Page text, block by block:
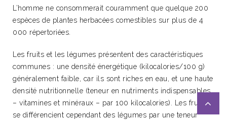
L’homme ne consommerait couramment que quelque 200
espèces de plantes herbacées comestibles sur plus de 4
000 répertoriées.
Les fruits et les légumes présentent des caractéristiques
communes : une densité énergétique (kilocalories/100 g)
généralement faible, car ils sont riches en eau, et une haute
densité nutritionnelle (teneur en nutriments indispensables
– vitamines et minéraux – par 100 kilocalories). Les fruits
se différencient cependant des légumes par une teneur